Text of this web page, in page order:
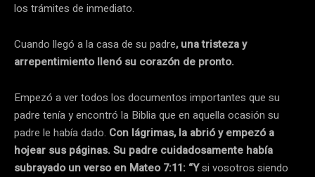
los trámites de inmediato.
Cuando llegó a la casa de su padre, una tristeza y
arrepentimiento llenó su corazón de pronto.
Empezó a ver todos los documentos importantes que su
padre tenía y encontró la Biblia que en aquella ocasión su
padre le había dado. Con lágrimas, la abrió y empezó a
hojear sus páginas. Su padre cuidadosamente había
subrayado un verso en Mateo 7:11: “Ysi vosotros siendo